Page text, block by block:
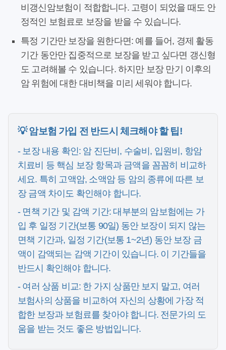
비갱신암보험이 적합합니다. 고령이 되었을 때도 안
정적인 보험료로 보장을 받을 수 있습니다.
특정 기간만 보장을 원한다면: 예를 들어, 경제 활동
기간 동안만 집중적으로 보장을 받고 싶다면 갱신형
도 고려해볼 수 있습니다. 하지만 보장 만기 이후의
암 위험에 대한 대비책을 미리 세워야 합니다.
💡 암보험 가입 전 반드시 체크해야 할 팁!
- 보장 내용 확인: 암 진단비, 수술비, 입원비, 항암
치료비 등 핵심 보장 항목과 금액을 꼼꼼히 비교하
세요. 특히 고액암, 소액암 등 암의 종류에 따른 보
장 금액 차이도 확인해야 합니다.
- 면책 기간 및 감액 기간: 대부분의 암보험에는 가
입 후 일정 기간(보통 90일) 동안 보장이 되지 않는
면책 기간과, 일정 기간(보통 1~2년) 동안 보장 금
액이 감액되는 감액 기간이 있습니다. 이 기간들을
반드시 확인해야 합니다.
- 여러 상품 비교: 한 가지 상품만 보지 말고, 여러
보험사의 상품을 비교하여 자신의 상황에 가장 적
합한 보장과 보험료를 찾아야 합니다. 전문가의 도
움을 받는 것도 좋은 방법입니다.